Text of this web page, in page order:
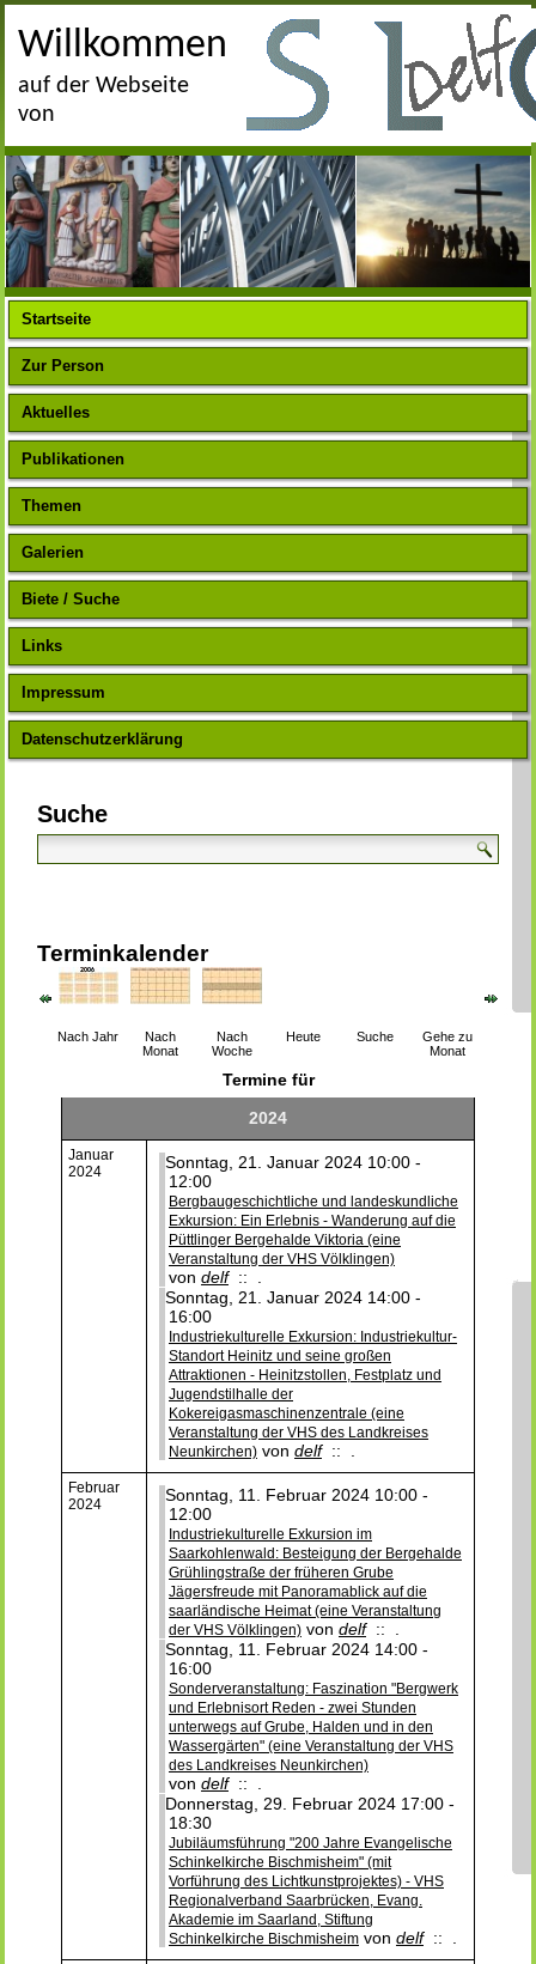
Willkommen
auf der Webseite
von
Startseite
Zur Person
Aktuelles
Publikationen
Themen
Galerien
Biete / Suche
Links
Impressum
Datenschutzerklärung
Suche
Terminkalender
Nach Jahr
Nach
Monat
Nach
Woche
Heute Suche
Gehe zu
Monat
Termine für
2024
Januar
2024
Sonntag, 21. Januar 2024 10:00 -
12:00
Bergbaugeschichtliche und landeskundliche
Exkursion: Ein Erlebnis - Wanderung auf die
Püttlinger Bergehalde Viktoria (eine
Veranstaltung der VHS Völklingen)
von delf:: .
Sonntag, 21. Januar 2024 14:00 -
16:00
Industriekulturelle Exkursion: Industriekultur-
Standort Heinitz und seine großen
Attraktionen - Heinitzstollen, Festplatz und
Jugendstilhalle der
Kokereigasmaschinenzentrale (eine
Veranstaltung der VHS des Landkreises
Neunkirchen) von delf:: .
Februar
2024
Sonntag, 11. Februar 2024 10:00 -
12:00
Industriekulturelle Exkursion im
Saarkohlenwald: Besteigung der Bergehalde
Grühlingstraße der früheren Grube
Jägersfreude mit Panoramablick auf die
saarländische Heimat (eine Veranstaltung
der VHS Völklingen) von delf:: .
Sonntag, 11. Februar 2024 14:00 -
16:00
Sonderveranstaltung: Faszination "Bergwerk
und Erlebnisort Reden - zwei Stunden
unterwegs auf Grube, Halden und in den
Wassergärten" (eine Veranstaltung der VHS
des Landkreises Neunkirchen)
von delf:: .
Donnerstag, 29. Februar 2024 17:00 -
18:30
Jubiläumsführung "200 Jahre Evangelische
Schinkelkirche Bischmisheim" (mit
Vorführung des Lichtkunstprojektes) - VHS
Regionalverband Saarbrücken, Evang.
Akademie im Saarland, Stiftung
Schinkelkirche Bischmisheim von delf:: .